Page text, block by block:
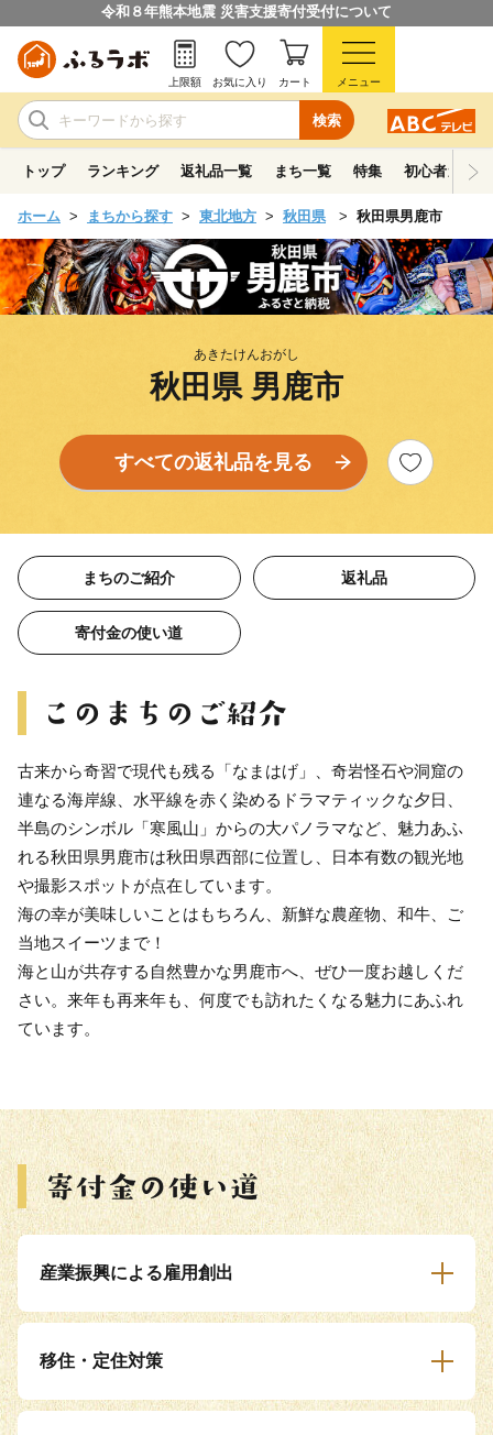
令和８年熊本地震 災害支援寄付受付について
検索
上限額 お気に入り カート メニュー
トップ ランキング 返礼品一覧 まち一覧 特集 初心者ガイド
ホーム まちから探す 東北地方 秋田県 秋田県男鹿市
あきたけんおがし
秋田県 男鹿市
すべての返礼品を見る
まちのご紹介 返礼品
寄付金の使い道
古来から奇習で現代も残る「なまはげ」、奇岩怪石や洞窟の
連なる海岸線、水平線を赤く染めるドラマティックな夕日、
半島のシンボル「寒風山」からの大パノラマなど、魅力あふ
れる秋田県男鹿市は秋田県西部に位置し、日本有数の観光地
や撮影スポットが点在しています。
海の幸が美味しいことはもちろん、新鮮な農産物、和牛、ご
当地スイーツまで！
海と山が共存する自然豊かな男鹿市へ、ぜひ一度お越しくだ
さい。来年も再来年も、何度でも訪れたくなる魅力にあふれ
ています。
産業振興による雇用創出
移住・定住対策